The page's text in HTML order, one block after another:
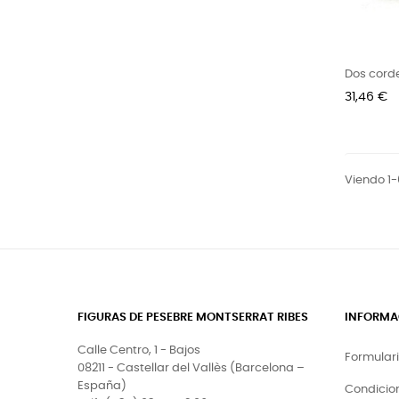
Dos
Precio
31,46 €
Viendo
FIGURAS DE PESEBRE MONTSERRAT RIBES
Calle Centro, 1 - Bajos
08211 - Castellar del Vallès (Barcelona –
España)